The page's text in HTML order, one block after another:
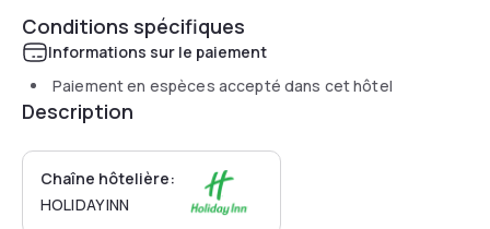
Conditions spécifiques
Informations sur le paiement
Paiement en espèces accepté dans cet hôtel
Description
Chaîne hôtelière:
HOLIDAY INN